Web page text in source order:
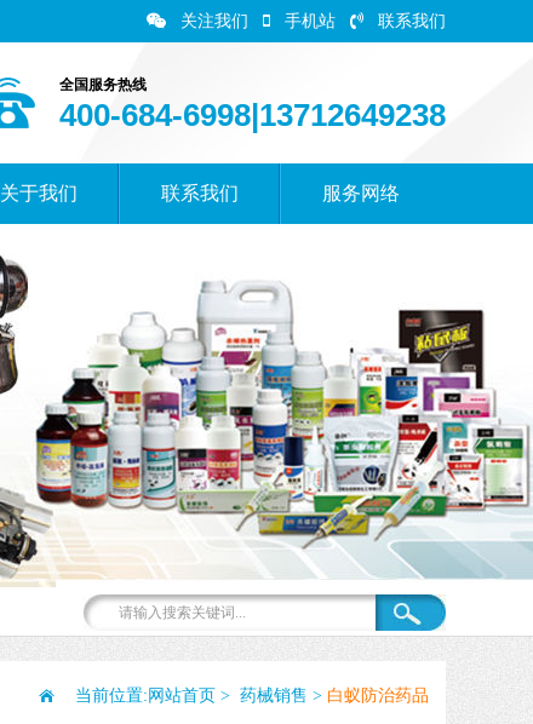
关注我们 手机站 联系我们
全国服务热线
400-684-6998|13712649238
关于我们 联系我们 服务网络
当前位置: 网站首页 > 药械销售 > 白蚁防治药品